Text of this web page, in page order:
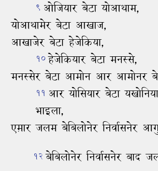
९ ओजियार बेटा योआथाम,
योआथामेर बेटा आखाज,
आखाजेर बेटा हेजेकिया,
१० हेजेकियार बेटा मनस्‍से,
मनस्‍सेर बेटा आमोन आर आमोनर
११ आर योसियार बेटा
भाइला,
एम़ार जलम बेबिलोनेर निर्वासनेर
१२ बेबिलोनेर निर्वासनेर बाद